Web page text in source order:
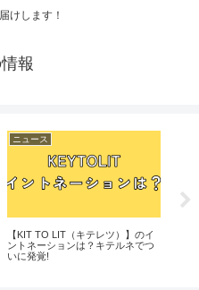
けします！
報
ニュース
【KIT TO LIT（キテレツ）】のイ
ントネーションは？キテルネでつ
いに発覚!